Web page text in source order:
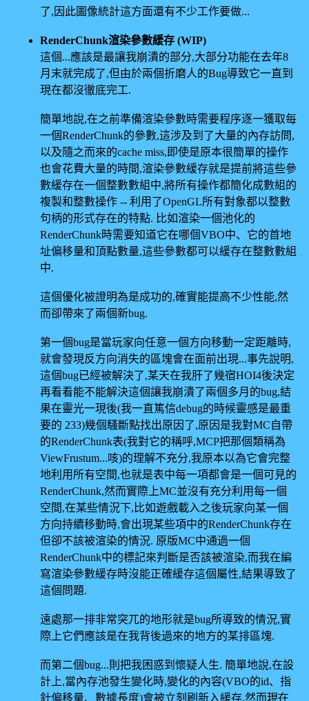
了,因此圖像統計這方面還有不少工作要做...
RenderChunk渲染參數緩存 (WIP)
這個...應該是最讓我崩潰的部分,大部分功能在去年8
月末就完成了,但由於兩個折磨人的Bug導致它一直到
現在都沒徹底完工.
簡單地說,在之前準備渲染參數時需要程序逐一獲取每
一個RenderChunk的參數,這涉及到了大量的內存訪問,
以及隨之而來的cache miss,即使是原本很簡單的操作
也會花費大量的時間,渲染參數緩存就是提前將這些參
數緩存在一個整數數組中,將所有操作都簡化成數組的
複製和整數操作 -- 利用了OpenGL所有對象都以整數
句柄的形式存在的特點. 比如渲染一個池化的
RenderChunk時需要知道它在哪個VBO中、它的首地
址偏移量和頂點數量,這些參數都可以緩存在整數數組
中.
這個優化被證明為是成功的,確實能提高不少性能,然
而卻帶來了兩個新bug.
第一個bug是當玩家向任意一個方向移動一定距離時,
就會發現反方向消失的區塊會在面前出現...事先說明,
這個bug已經被解決了,某天在我肝了幾宿HOI4後決定
再看看能不能解決這個讓我崩潰了兩個多月的bug,結
果在靈光一現後(我一直篤信debug的時候靈感是最重
要的 233)幾個騷斷點找出原因了,原因是我對MC自帶
的RenderChunk表(我對它的稱呼,MCP把那個類稱為
ViewFrustum...咳)的理解不充分,我原本以為它會完整
地利用所有空間,也就是表中每一項都會是一個可見的
RenderChunk,然而實際上MC並沒有充分利用每一個
空間,在某些情況下,比如遊戲載入之後玩家向某一個
方向持續移動時,會出現某些項中的RenderChunk存在
但卻不該被渲染的情況. 原版MC中通過一個
RenderChunk中的標記來判斷是否該被渲染,而我在編
寫渲染參數緩存時沒能正確緩存這個屬性,結果導致了
這個問題.
遠處那一排非常突兀的地形就是bug所導致的情況,實
際上它們應該是在我背後過來的地方的某排區塊.
而第二個bug...則把我困惑到懷疑人生. 簡單地說,在設
計上,當內存池發生變化時,變化的內容(VBO的id、指
針偏移量、數據長度)會被立刻刷新入緩存,然而現在